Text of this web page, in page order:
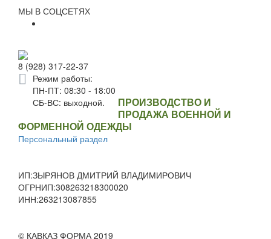
МЫ В СОЦСЕТЯХ
8 (928) 317-22-37
Режим работы:
ПН-ПТ: 08:30 - 18:00
СБ-ВС: выходной.
ПРОИЗВОДСТВО И
ПРОДАЖА ВОЕННОЙ И
ФОРМЕННОЙ ОДЕЖДЫ
Персональный раздел
ИП:ЗЫРЯНОВ ДМИТРИЙ ВЛАДИМИРОВИЧ
ОГРНИП:308263218300020
ИНН:263213087855
© КАВКАЗ ФОРМА 2019